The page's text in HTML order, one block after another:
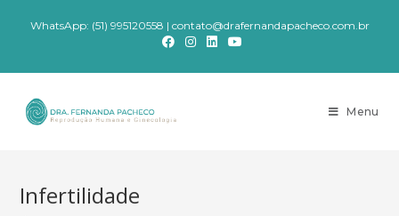
WhatsApp: (51) 995120558 | contato@drafernandapacheco.com.br
Menu
Infertilidade